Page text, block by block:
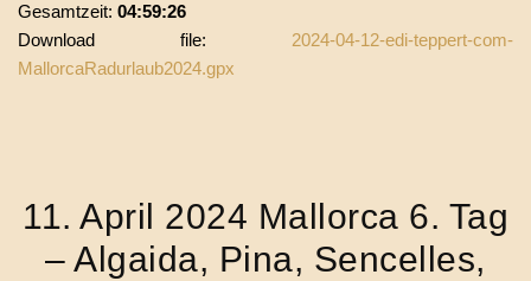
Gesamtzeit: 04:59:26
Download file: 2024-04-12-edi-teppert-com-
MallorcaRadurlaub2024.gpx
11. April 2024 Mallorca 6. Tag
– Algaida, Pina, Sencelles,